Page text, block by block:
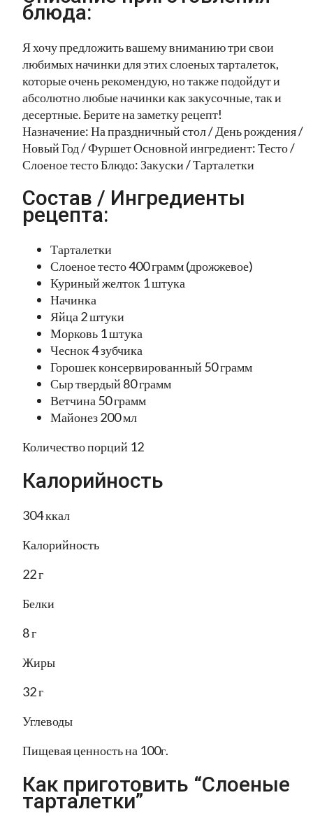
блюда:
Я хочу предложить вашему вниманию три свои
любимых начинки для этих слоеных тарталеток,
которые очень рекомендую, но также подойдут и
абсолютно любые начинки как закусочные, так и
десертные. Берите на заметку рецепт!
Назначение: На праздничный стол / День рождения /
Новый Год / Фуршет Основной ингредиент: Тесто /
Слоеное тесто Блюдо: Закуски / Тарталетки
Состав / Ингредиенты
рецепта:
Тарталетки
Слоеное тесто 400 грамм (дрожжевое)
Куриный желток 1 штука
Начинка
Яйца 2 штуки
Морковь 1 штука
Чеснок 4 зубчика
Горошек консервированный 50 грамм
Сыр твердый 80 грамм
Ветчина 50 грамм
Майонез 200 мл
Количество порций 12
Калорийность
304 ккал
Калорийность
22 г
Белки
8 г
Жиры
32 г
Углеводы
Пищевая ценность на 100г.
Как приготовить “Слоеные
тарталетки”